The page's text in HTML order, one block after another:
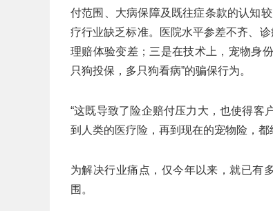
付范围、大病保障及既往症条款的认知
疗行业缺乏标准。医院水平参差不齐、
理赔体验变差；三是在技术上，宠物身
只狗投保，多只狗看病”的骗保行为。
“这既导致了险企赔付压力大，也使得客
到人类的医疗险，再到现在的宠物险，都
为解决行业痛点，仅今年以来，就已有
围。